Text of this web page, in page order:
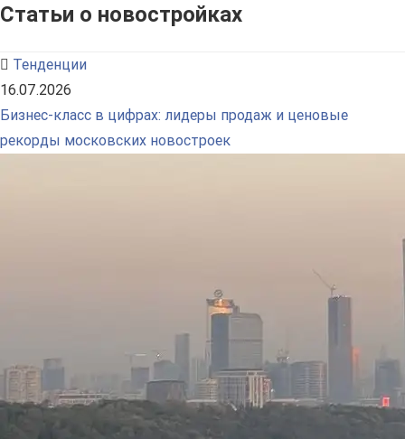
Статьи о новостройках
Тенденции
16.07.2026
Бизнес-класс в цифрах: лидеры продаж и ценовые
рекорды московских новостроек